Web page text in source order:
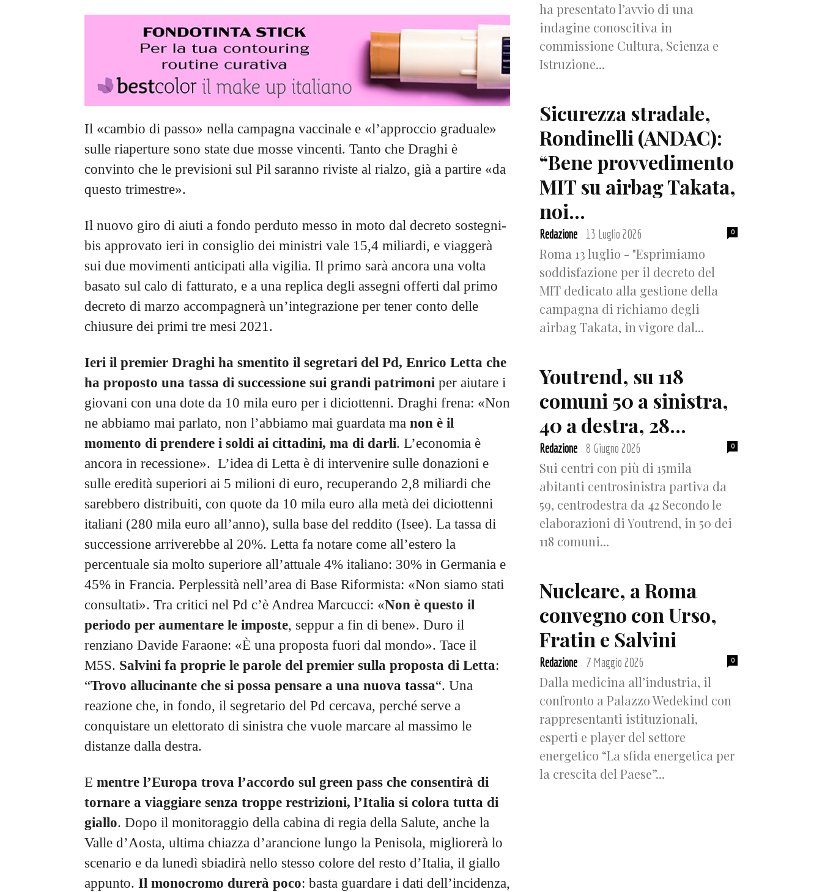
Il «cambio di passo» nella campagna vaccinale e «l’approccio graduale»
sulle riaperture sono state due mosse vincenti. Tanto che Draghi è
convinto che le previsioni sul Pil saranno riviste al rialzo, già a partire «da
questo trimestre».
Il nuovo giro di aiuti a fondo perduto messo in moto dal decreto sostegni-
bis approvato ieri in consiglio dei ministri vale 15,4 miliardi, e viaggerà
sui due movimenti anticipati alla vigilia. Il primo sarà ancora una volta
basato sul calo di fatturato, e a una replica degli assegni offerti dal primo
decreto di marzo accompagnerà un’integrazione per tener conto delle
chiusure dei primi tre mesi 2021.
Ieri il premier Draghi ha smentito il segretari del Pd, Enrico Letta che
ha proposto una tassa di successione sui grandi patrimoni per aiutare i
giovani con una dote da 10 mila euro per i diciottenni. Draghi frena: «Non
ne abbiamo mai parlato, non l’abbiamo mai guardata ma non è il
momento di prendere i soldi ai cittadini, ma di darli. L’economia è
ancora in recessione». L’idea di Letta è di intervenire sulle donazioni e
sulle eredità superiori ai 5 milioni di euro, recuperando 2,8 miliardi che
sarebbero distribuiti, con quote da 10 mila euro alla metà dei diciottenni
italiani (280 mila euro all’anno), sulla base del reddito (Isee). La tassa di
successione arriverebbe al 20%. Letta fa notare come all’estero la
percentuale sia molto superiore all’attuale 4% italiano: 30% in Germania e
45% in Francia. Perplessità nell’area di Base Riformista: «Non siamo stati
consultati». Tra critici nel Pd c’è Andrea Marcucci: «Non è questo il
periodo per aumentare le imposte, seppur a fin di bene». Duro il
renziano Davide Faraone: «È una proposta fuori dal mondo». Tace il
M5S. Salvini fa proprie le parole del premier sulla proposta di Letta:
“Trovo allucinante che si possa pensare a una nuova tassa“. Una
reazione che, in fondo, il segretario del Pd cercava, perché serve a
conquistare un elettorato di sinistra che vuole marcare al massimo le
distanze dalla destra.
E mentre l’Europa trova l’accordo sul green pass che consentirà di
tornare a viaggiare senza troppe restrizioni, l’Italia si colora tutta di
giallo. Dopo il monitoraggio della cabina di regia della Salute, anche la
Valle d’Aosta, ultima chiazza d’arancione lungo la Penisola, migliorerà lo
scenario e da lunedì sbiadirà nello stesso colore del resto d’Italia, il giallo
appunto. Il monocromo durerà poco: basta guardare i dati dell’incidenza,
ha presentato l’avvio di una
indagine conoscitiva in
commissione Cultura, Scienza e
Istruzione...
Sicurezza stradale,
Rondinelli (ANDAC):
“Bene provvedimento
MIT su airbag Takata,
noi...
Redazione - 13 Luglio 2026 0
Roma 13 luglio - "Esprimiamo
soddisfazione per il decreto del
MIT dedicato alla gestione della
campagna di richiamo degli
airbag Takata, in vigore dal...
Youtrend, su 118
comuni 50 a sinistra,
40 a destra, 28...
Redazione - 8 Giugno 2026 0
Sui centri con più di 15mila
abitanti centrosinistra partiva da
59, centrodestra da 42 Secondo le
elaborazioni di Youtrend, in 50 dei
118 comuni...
Nucleare, a Roma
convegno con Urso,
Fratin e Salvini
Redazione - 7 Maggio 2026 0
Dalla medicina all’industria, il
confronto a Palazzo Wedekind con
rappresentanti istituzionali,
esperti e player del settore
energetico “La sfida energetica per
la crescita del Paese”...